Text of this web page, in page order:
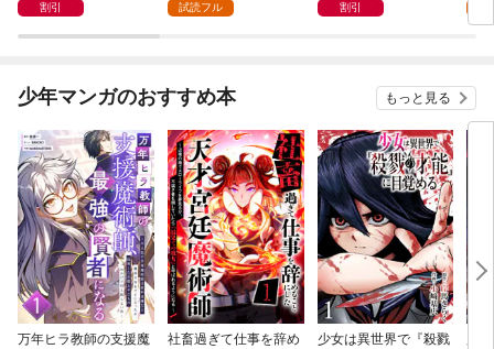
割引 試読フル 割引
少年マンガのおすすめ本 もっと見る
万年ヒラ教師の支援魔
社畜過ぎて仕事を辞め
少女は異世界で『殺戮